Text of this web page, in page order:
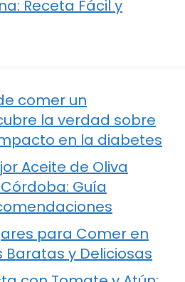
Receta Fácil y
comer un
la verdad sobre
en la diabetes
Aceite de Oliva
Guía
para Comer en
Baratas y Deliciosas